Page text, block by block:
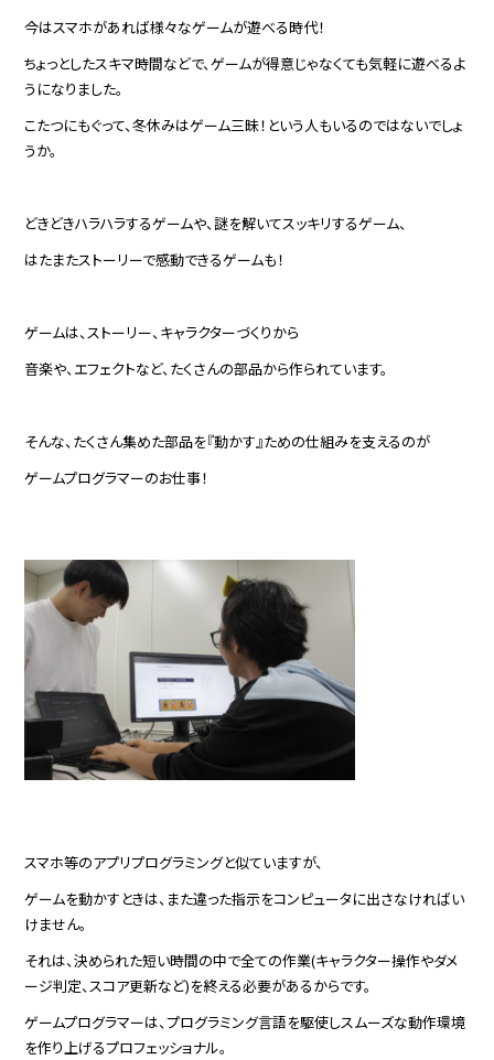
今はスマホがあれば様々なゲームが遊べる時代！
ちょっとしたスキマ時間などで、ゲームが得意じゃなくても気軽に遊べるよ
うになりました。
こたつにもぐって、冬休みはゲーム三昧！という人もいるのではないでしょ
うか。
どきどきハラハラするゲームや、謎を解いてスッキリするゲーム、
はたまたストーリーで感動できるゲームも！
ゲームは、ストーリー、キャラクターづくりから
音楽や、エフェクトなど、たくさんの部品から作られています。
そんな、たくさん集めた部品を『動かす』ための仕組みを支えるのが
ゲームプログラマーのお仕事！
スマホ等のアプリプログラミングと似ていますが、
ゲームを動かすときは、また違った指示をコンピュータに出さなければい
けません。
それは、決められた短い時間の中で全ての作業(キャラクター操作やダメ
ージ判定、スコア更新など)を終える必要があるからです。
ゲームプログラマーは、プログラミング言語を駆使しスムーズな動作環境
を作り上げるプロフェッショナル。